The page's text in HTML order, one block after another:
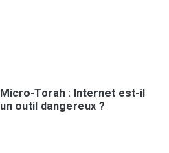
Micro-Torah : Internet est-il
un outil dangereux ?